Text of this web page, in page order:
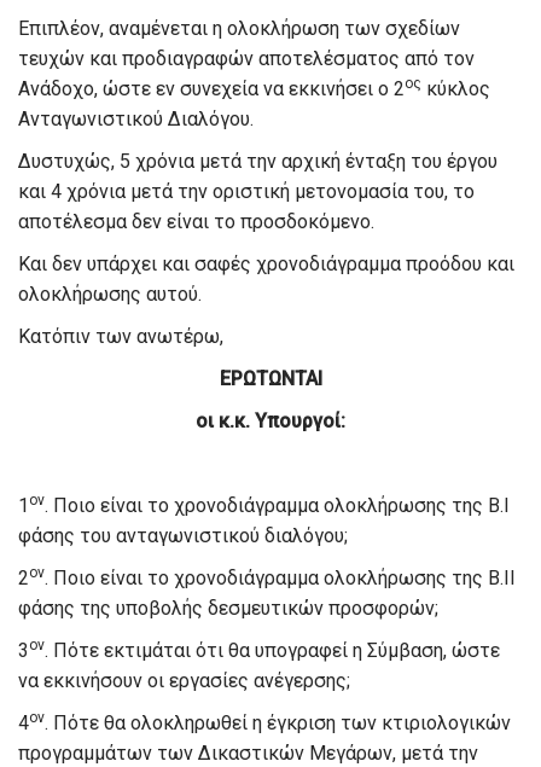
Επιπλέον, αναμένεται η ολοκλήρωση των σχεδίων
τευχών και προδιαγραφών αποτελέσματος από τον
Ανάδοχο, ώστε εν συνεχεία να εκκινήσει ο 2ος κύκλος
Ανταγωνιστικού Διαλόγου.
Δυστυχώς, 5 χρόνια μετά την αρχική ένταξη του έργου
και 4 χρόνια μετά την οριστική μετονομασία του, το
αποτέλεσμα δεν είναι το προσδοκόμενο.
Και δεν υπάρχει και σαφές χρονοδιάγραμμα προόδου και
ολοκλήρωσης αυτού.
Κατόπιν των ανωτέρω,
ΕΡΩΤΩΝΤΑΙ
οι κ.κ. Υπουργοί:
1 ον. Ποιο είναι το χρονοδιάγραμμα ολοκλήρωσης της Β.Ι
φάσης του ανταγωνιστικού διαλόγου;
2ον. Ποιο είναι το χρονοδιάγραμμα ολοκλήρωσης της Β.ΙΙ
φάσης της υποβολής δεσμευτικών προσφορών;
3 ον. Πότε εκτιμάται ότι θα υπογραφεί η Σύμβαση, ώστε
να εκκινήσουν οι εργασίες ανέγερσης;
4ον. Πότε θα ολοκληρωθεί η έγκριση των κτιριολογικών
προγραμμάτων των Δικαστικών Μεγάρων, μετά την